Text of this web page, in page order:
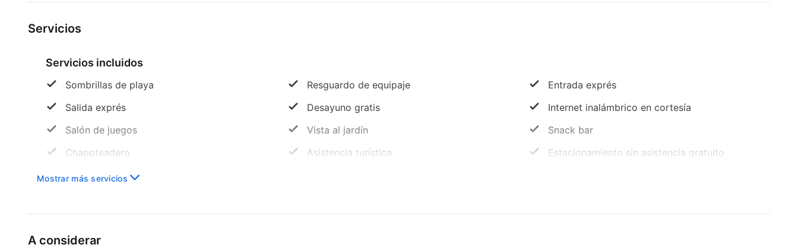
Servicios
Servicios incluidos
Sombrillas de playa Resguardo de equipaje
Entrada exprés
Salida exprés
Desayuno gratis
Internet inalámbrico en cortesía
Salón de juegos
Vista al jardín
Snack bar
Chapoteadero
Asistencia turística Estacionamiento sin asistencia gratuito
Mostrar más servicios
A considerar